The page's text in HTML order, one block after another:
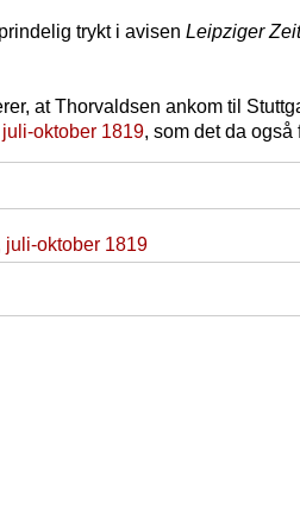
trykt i avisen Leipziger
at Thorvaldsen ankom til
oktober 1819, som det da
juli-oktober 1819